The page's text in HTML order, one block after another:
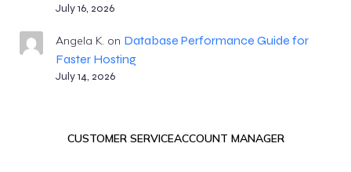
July 16, 2026
Angela K. on Database Performance Guide for
Faster Hosting
July 14, 2026
CUSTOMER SERVICEACCOUNT MANAGER